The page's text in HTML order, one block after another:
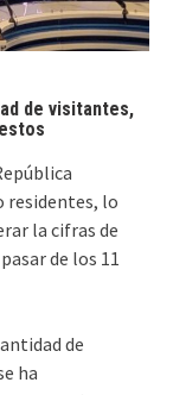
de visitantes,
residentes, lo
la cifras de
de los 11
de
ha